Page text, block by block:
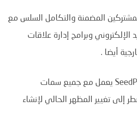
المضمنة والتكامل السلس مع
الإلكتروني وبرامج إدارة علاقات
أيضا .
الجزء الأفضل هو أن SeedProd يعمل مع جميع سمات
إلى تغيير المظهر الحالي لإنشاء